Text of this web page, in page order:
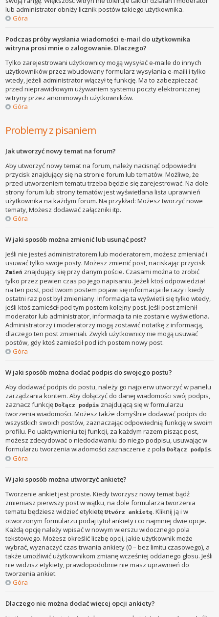
lub administrator obniży licznik postów takiego użytkownika.
Góra
Podczas próby wysłania wiadomości e-mail do użytkownika
witryna prosi mnie o zalogowanie. Dlaczego?
Tylko zarejestrowani użytkownicy mogą wysyłać e-maile do innych
użytkowników przez wbudowany formularz wysyłania e-maili i tylko
wtedy, jeżeli administrator włączył tę funkcję. Ma to zabezpieczać
przed nieprawidłowym używaniem systemu poczty elektronicznej
witryny przez anonimowych użytkowników.
Góra
Problemy z pisaniem
Jak utworzyć nowy temat na forum?
Aby utworzyć nowy temat na forum, należy nacisnąć odpowiedni
przycisk znajdujący się na stronie forum lub tematów. Możliwe, że
przed utworzeniem tematu trzeba będzie się zarejestrować. Na dole
strony forum lub strony tematów jest wyświetlana lista uprawnień
użytkownika na każdym forum. Na przykład: Możesz tworzyć nowe
tematy, Możesz dodawać załączniki itp.
Góra
W jaki sposób można zmienić lub usunąć post?
Jeśli nie jesteś administratorem lub moderatorem, możesz zmieniać i
usuwać tylko swoje posty. Możesz zmienić post, naciskając przycisk
Zmień znajdujący się przy danym poście. Czasami można to zrobić
tylko przez pewien czas po jego napisaniu. Jeżeli ktoś odpowiedział
na ten post, pod twoim postem pojawi się informacja ile razy i kiedy
ostatni raz post był zmieniany. Informacja ta wyświetli się tylko wtedy,
jeśli ktoś zamieścił pod tym postem kolejny post. Jeśli post zmienił
moderator lub administrator, informacja ta nie zostanie wyświetlona.
Administratorzy i moderatorzy mogą zostawić notatkę z informacją,
dlaczego ten post zmieniali. Zwykli użytkownicy nie mogą usuwać
postów, gdy ktoś zamieścił pod ich postem nowy post.
Góra
W jaki sposób można dodać podpis do swojego postu?
Aby dodawać podpis do postu, należy go najpierw utworzyć w panelu
zarządzania kontem. Aby dołączyć do danej wiadomości swój podpis,
zaznacz funkcjęDołącz podpis znajdującą się w formularzu
tworzenia wiadomości. Możesz także domyślnie dodawać podpis do
wszystkich swoich postów, zaznaczając odpowiednią funkcję w swoim
profilu. Po uaktywnieniu tej funkcji, za każdym razem pisząc post,
możesz zdecydować o niedodawaniu do niego podpisu, usuwając w
formularzu tworzenia wiadomości zaznaczenie z polaDołącz podpis.
Góra
W jaki sposób można utworzyć ankietę?
Tworzenie ankiet jest proste. Kiedy tworzysz nowy temat bądź
zmieniasz pierwszy post w wątku, na dole formularza tworzenia
tematu będziesz widzieć etykietęUtwórz ankietę. Kliknij ją i w
otworzonym formularzu podaj tytuł ankiety i co najmniej dwie opcje.
Każdą opcję należy wpisać w nowym wierszu widocznego pola
tekstowego. Możesz określić liczbę opcji, jakie użytkownik może
wybrać, wyznaczyć czas trwania ankiety (0 – bez limitu czasowego), a
także umożliwić użytkownikom zmianę wcześniej oddanego głosu. Jeśli
nie widzisz etykiety, prawdopodobnie nie masz uprawnień do
tworzenia ankiet.
Góra
Dlaczego nie można dodać więcej opcji ankiety?